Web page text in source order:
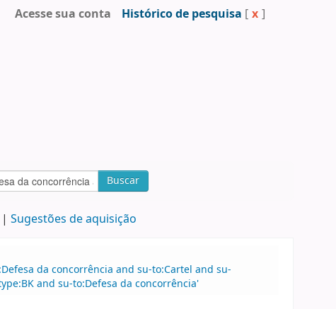
Acesse sua conta Histórico de pesquisa [ x ]
Buscar
Sugestões de aquisição
da concorrência and su-to:Cartel and su-
and su-to:Defesa da concorrência'